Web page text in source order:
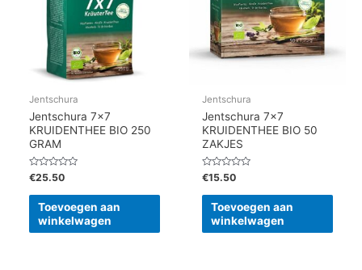
Jentschura
Jentschura 7×7
KRUIDENTHEE BIO 250
GRAM
Gewaardeerd
0
uit
€25.50
Toevoegen aan
winkelwagen
Jentschura
Jentschura 7×7
KRUIDENTHEE BIO 50
ZAKJES
Gewaardeerd
0
uit
€15.50
Toevoegen aan
winkelwagen